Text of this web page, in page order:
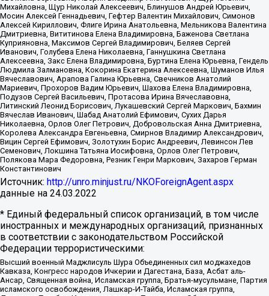
Михайловна, Щур Николай Алексеевич, Блинушов Андрей Юрьевич,
Мосин Алексей Геннадьевич, Гефтер Валентин Михайлович, Симонов
Алексей Кириллович, Флиге Ирина Анатольевна, Мельникова Валентина
Дмитриевна, Вититинова Елена Владимировна, Баженова Светлана
Куприяновна, Максимов Сергей Владимирович, Беляев Сергей
Иванович, Голубева Елена Николаевна, Ганнушкина Светлана
Алексеевна, Закс Елена Владимировна, Буртина Елена Юрьевна, Гендель
Людмила Залмановна, Кокорина Екатерина Алексеевна, Шуманов Илья
Вячеславович, Арапова Галина Юрьевна, Свечников Анатолий
Мариевич, Прохоров Вадим Юрьевич, Шахова Елена Владимировна,
Подузов Сергей Васильевич, Протасова Ирина Вячеславовна,
Литинский Леонид Борисович, Лукашевский Сергей Маркович, Бахмин
Вячеслав Иванович, Шабад Анатолий Ефимович, Сухих Дарья
Николаевна, Орлов Олег Петрович, Добровольская Анна Дмитриевна,
Королева Александра Евгеньевна, Смирнов Владимир Александрович,
Вицин Сергей Ефимович, Золотухин Борис Андреевич, Левинсон Лев
Семенович, Локшина Татьяна Иосифовна, Орлов Олег Петрович,
Полякова Мара Федоровна, Резник Генри Маркович, Захаров Герман
Константинович
Источник: http://unro.minjust.ru/NKOForeignAgent.aspx
данные на 24.03.2022
* Единый федеральный список организаций, в том числе
иностранных и международных организаций, признанных
в соответствии с законодательством Российской
Федерации террористическими:
Высший военный Маджлисуль Шура Объединенных сил моджахедов
Кавказа, Конгресс народов Ичкерии и Дагестана, База, Асбат аль-
Ансар, Священная война, Исламская группа, Братья-мусульмане, Партия
исламского освобождения, Лашкар-И-Тайба, Исламская группа,